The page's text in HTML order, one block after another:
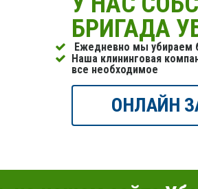
БРИГАДА
Ежедневно мы убираем
Наша клининговая
все необходимое
ОНЛАЙН